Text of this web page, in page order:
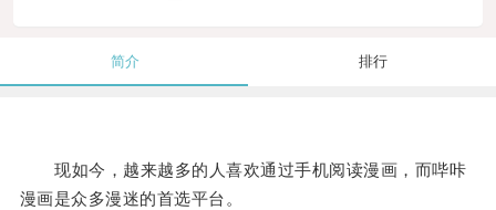
简介 排行
现如今，越来越多的人喜欢通过手机阅读漫画，而哔咔
漫画是众多漫迷的首选平台。